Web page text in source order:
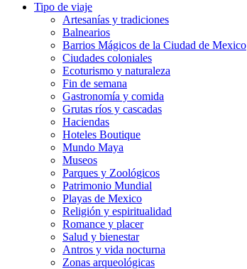
Tipo de viaje
Artesanías y tradiciones
Balnearios
Barrios Mágicos de la Ciudad de Mexico
Ciudades coloniales
Ecoturismo y naturaleza
Fin de semana
Gastronomía y comida
Grutas ríos y cascadas
Haciendas
Hoteles Boutique
Mundo Maya
Museos
Parques y Zoológicos
Patrimonio Mundial
Playas de Mexico
Religión y espiritualidad
Romance y placer
Salud y bienestar
Antros y vida nocturna
Zonas arqueológicas